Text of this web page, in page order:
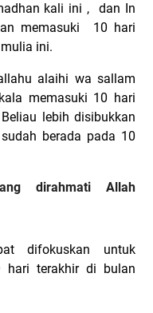
kali ini ,
dan In
memasuki
10 hari
ini.
alaihi wa sallam
memasuki 10 hari
lebih disibukkan
berada pada 10
dirahmati Allah
difokuskan untuk
hari terakhir di bulan